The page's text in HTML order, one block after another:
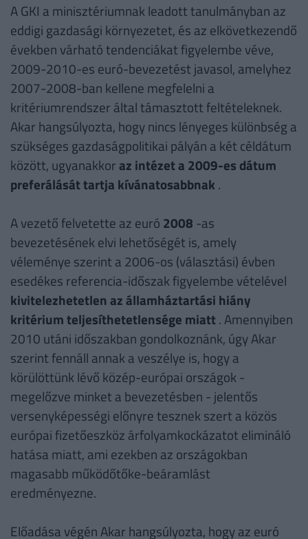
A GKI a minisztériumnak leadott tanulmányban az
eddigi gazdasági környezetet, és az elkövetkezendő
években várható tendenciákat figyelembe véve,
2009-2010-es euró-bevezetést javasol, amelyhez
2007-2008-ban kellene megfelelni a
kritériumrendszer által támasztott feltételeknek.
Akar hangsúlyozta, hogy nincs lényeges különbség a
szükséges gazdaságpolitikai pályán a két céldátum
között, ugyanakkoraz intézet a 2009-es dátum
preferálását tartja kívánatosabbnak .
A vezető felvetette az euró 2008 -as
bevezetésének elvi lehetőségét is, amely
véleménye szerint a 2006-os (választási) évben
esedékes referencia-időszak figyelembe vételével
kivitelezhetetlen az államháztartási hiány
kritérium teljesíthetetlensége miatt. Amennyiben
2010 utáni időszakban gondolkoznánk, úgy Akar
szerint fennáll annak a veszélye is, hogy a
körülöttünk lévő közép-európai országok -
megelőzve minket a bevezetésben - jelentős
versenyképességi előnyre tesznek szert a közös
európai fizetőeszköz árfolyamkockázatot elimináló
hatása miatt, ami ezekben az országokban
magasabb működőtőke-beáramlást
eredményezne.
Előadása végén Akar hangsúlyozta, hogy az euró